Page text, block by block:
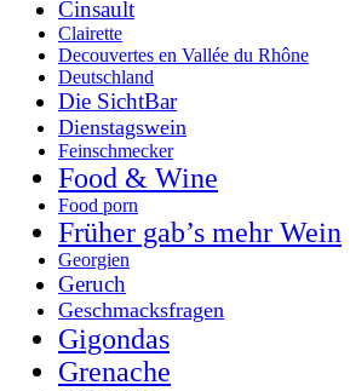
Cinsault
Clairette
Decouvertes en Vallée du Rhône
Deutschland
Die SichtBar
Dienstagswein
Feinschmecker
Food & Wine
Food porn
Früher gab’s mehr Wein
Georgien
Geruch
Geschmacksfragen
Gigondas
Grenache